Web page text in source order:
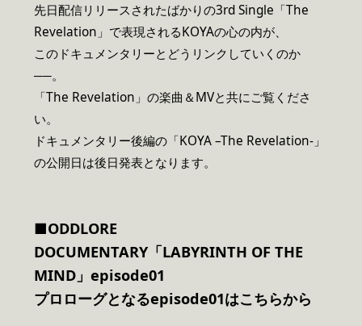
先日配信リリースされたばかりの3rd Single「The
Revelation」で表現されるKOYAの心の内が、
このドキュメンタリーとどうリンクしていくのか
──。
「The Revelation」の楽曲＆MVと共にご覧くださ
い。
ドキュメンタリー後編の「KOYA –The Revelation-」
の公開日は後日発表となります。
■ODDLORE
DOCUMENTARY「LABYRINTH OF THE
MIND」episode01
プロローグとなるepisode01はこちらから